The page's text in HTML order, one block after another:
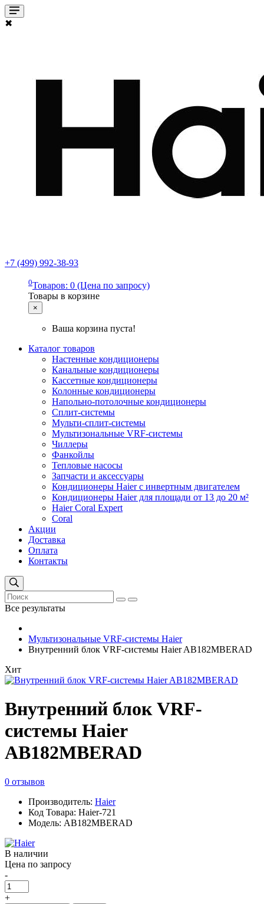
✖
+7 (499) 992-38-93
0Товаров: 0 (Цена по запросу)
Товары в корзине
×
Ваша корзина пуста!
Каталог товаров
Настенные кондиционеры
Канальные кондиционеры
Кассетные кондиционеры
Колонные кондиционеры
Напольно-потолочные кондиционеры
Сплит-системы
Мульти-сплит-системы
Мультизональные VRF-системы
Чиллеры
Фанкойлы
Тепловые насосы
Запчасти и аксессуары
Кондиционеры Haier с инвертным двигателем
Кондиционеры Haier для площади от 13 до 20 м²
Haier Coral Expert
Coral
Акции
Доставка
Оплата
Контакты
Все результаты
Мультизональные VRF-системы Haier
Внутренний блок VRF-системы Haier AB182MBERAD
Хит
Внутренний блок VRF-
системы Haier
AB182MBERAD
0 отзывов
Производитель: Haier
Код Товара: Haier-721
Модель: AB182MBERAD
В наличии
Цена по запросу
-
+